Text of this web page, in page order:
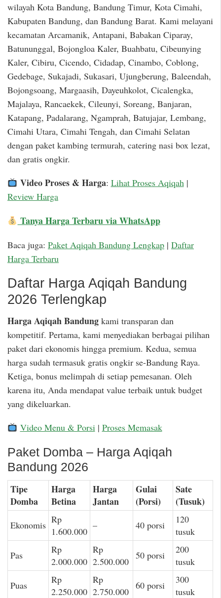
wilayah Kota Bandung, Bandung Timur, Kota Cimahi,
Kabupaten Bandung, dan Bandung Barat. Kami melayani
kecamatan Arcamanik, Antapani, Babakan Ciparay,
Batununggal, Bojongloa Kaler, Buahbatu, Cibeunying
Kaler, Cibiru, Cicendo, Cidadap, Cinambo, Coblong,
Gedebage, Sukajadi, Sukasari, Ujungberung, Baleendah,
Bojongsoang, Margaasih, Dayeuhkolot, Cicalengka,
Majalaya, Rancaekek, Cileunyi, Soreang, Banjaran,
Katapang, Padalarang, Ngamprah, Batujajar, Lembang,
Cimahi Utara, Cimahi Tengah, dan Cimahi Selatan
dengan paket kambing termurah, catering nasi box lezat,
dan gratis ongkir.
Video Proses & Harga: Lihat Proses Aqiqah|
Review Harga
Tanya Harga Terbaru via WhatsApp
Baca juga: Paket Aqiqah Bandung Lengkap | Daftar
Harga Terbaru
Daftar Harga Aqiqah Bandung
2026 Terlengkap
Harga Aqiqah Bandung kami transparan dan
kompetitif. Pertama, kami menyediakan berbagai pilihan
paket dari ekonomis hingga premium. Kedua, semua
harga sudah termasuk gratis ongkir se-Bandung Raya.
Ketiga, bonus melimpah di setiap pemesanan. Oleh
karena itu, Anda mendapat value terbaik untuk budget
yang dikeluarkan.
Video Menu & Porsi| Proses Memasak
Paket Domba – Harga Aqiqah
Bandung 2026
Tipe
Domba
Harga
Betina
Harga
Jantan
Gulai
(Porsi)
Sate
(Tusuk)
Ekonomis Rp
1.600.000
– 40 porsi
120
tusuk
Pas
Rp
2.000.000
Rp
2.500.000
50 porsi
200
tusuk
Puas
Rp
2.250.000
Rp
2.750.000
60 porsi
300
tusuk